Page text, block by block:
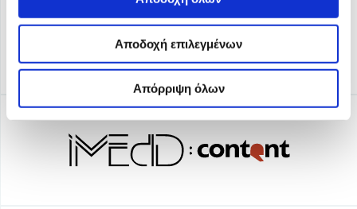
Αποδοχή επιλεγμένων
Απόρριψη όλων